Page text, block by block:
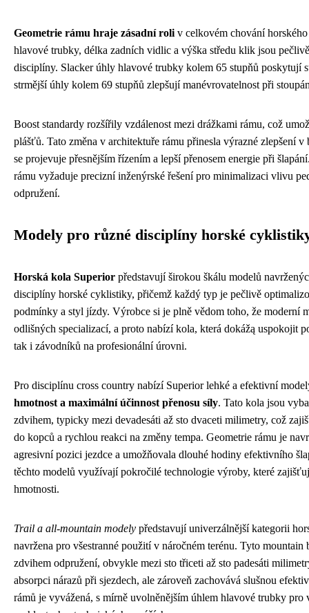
Geometrie rámu hraje zásadní roli v celkovém chování
hlavové trubky, délka zadních vidlic a výška středu klik jsou
disciplíny. Slacker úhly hlavové trubky kolem 65 stupňů poskytují
strmější úhly kolem 69 stupňů zlepšují manévrovatelnost při
Boost standardy rozšířily vzdálenost mezi drážkami rámu, což
plášťů. Tato změna v architektuře rámu přinesla výrazné zlepšení
se projevuje přesnějším řízením a lepší přenosem energie při
rámu vyžaduje precizní inženýrské řešení pro minimalizaci vlivu
odpružení.
Modely pro různé disciplíny horské
Horská kola Superior představují širokou škálu modelů
disciplíny horské cyklistiky, přičemž každý typ je pečlivě
podmínky a styl jízdy. Výrobce si je plně vědom toho, že moderní
odlišných specializací, a proto nabízí kola, která dokážą uspokojit
tak i závodníků na profesionální úrovni.
Pro disciplínu cross country nabízí Superior lehké a efektivní
hmotnost a maximální účinnost přenosu síly. Tato kola jsou
zdvihem, typicky mezi devadesáti až sto dvaceti milimetry, což
do kopců a rychlou reakci na změny tempa. Geometrie rámu je
agresivní pozici jezdce a umožňovala dlouhé hodiny efektivního
těchto modelů využívají pokročilé technologie výroby, které
hmotnosti.
Trail a all-mountain modely představují univerzálnější kategorii
navržena pro všestranné použití v náročném terénu. Tyto
zdvihem odpružení, obvykle mezi sto třiceti až sto padesáti
absorpci nárazů při sjezdech, ale zároveň zachovává slušnou
rámů je vyvážená, s mírně uvolněnějším úhlem hlavové trubky pro